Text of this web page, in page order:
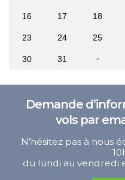
16 17 18
23 24 25
30 31
Demande
vols par
N’hésitez pas à nous
du lundi au vendredi